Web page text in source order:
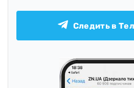
Следить в